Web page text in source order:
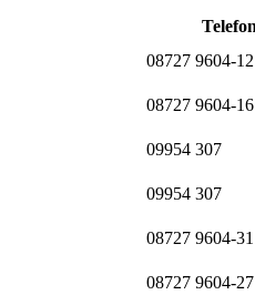
Telefon
08727 9604-12
08727 9604-16
09954 307
09954 307
08727 9604-31
08727 9604-27